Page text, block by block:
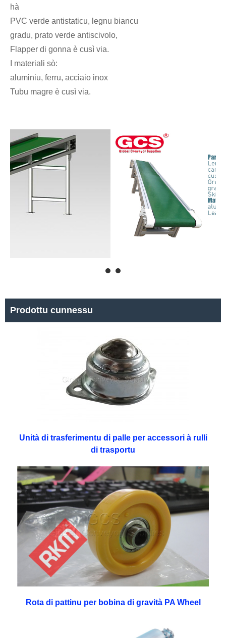
hà
PVC verde antistaticu, legnu biancu
gradu, prato verde antiscivolo,
Flapper di gonna è cusì via.
I materiali sò:
aluminiu, ferru, acciaio inox
Tubu magre è cusì via.
Prodottu cunnessu
Unità di trasferimentu di palle per accessori à rulli
di trasportu
Rota di pattinu per bobina di gravità PA Wheel